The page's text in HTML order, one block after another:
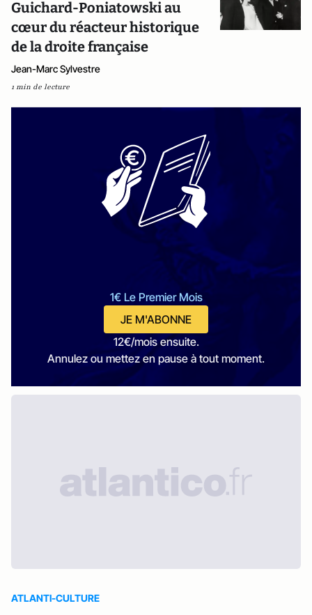
Guichard-Poniatowski au
cœur du réacteur historique
de la droite française
Jean-Marc Sylvestre
1 min de lecture
1€ Le Premier Mois
JE M'ABONNE
12€/mois ensuite.
Annulez ou mettez en pause à tout moment.
ATLANTI-CULTURE